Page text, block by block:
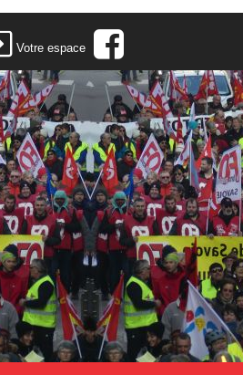
Votre espace